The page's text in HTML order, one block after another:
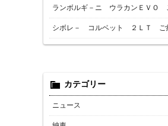
ランボルギ－ニ ウラカンＥＶＯ
シボレ－ コルベット ２ＬＴ ご
カテゴリー
ニュース